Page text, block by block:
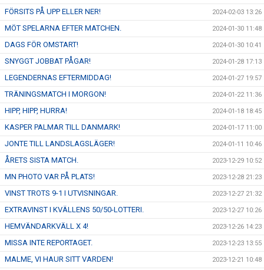
FÖRSITS PÅ UPP ELLER NER! 2024-02-03 13:26
MÖT SPELARNA EFTER MATCHEN. 2024-01-30 11:48
DAGS FÖR OMSTART! 2024-01-30 10:41
SNYGGT JOBBAT PÅGAR! 2024-01-28 17:13
LEGENDERNAS EFTERMIDDAG! 2024-01-27 19:57
TRÄNINGSMATCH I MORGON! 2024-01-22 11:36
HIPP, HIPP, HURRA! 2024-01-18 18:45
KASPER PALMAR TILL DANMARK! 2024-01-17 11:00
JONTE TILL LANDSLAGSLÄGER! 2024-01-11 10:46
ÅRETS SISTA MATCH. 2023-12-29 10:52
MN PHOTO VAR PÅ PLATS! 2023-12-28 21:23
VINST TROTS 9-1 I UTVISNINGAR. 2023-12-27 21:32
EXTRAVINST I KVÄLLENS 50/50-LOTTERI. 2023-12-27 10:26
HEMVÄNDARKVÄLL X 4! 2023-12-26 14:23
MISSA INTE REPORTAGET. 2023-12-23 13:55
MALME, VI HAUR SITT VARDEN! 2023-12-21 10:48